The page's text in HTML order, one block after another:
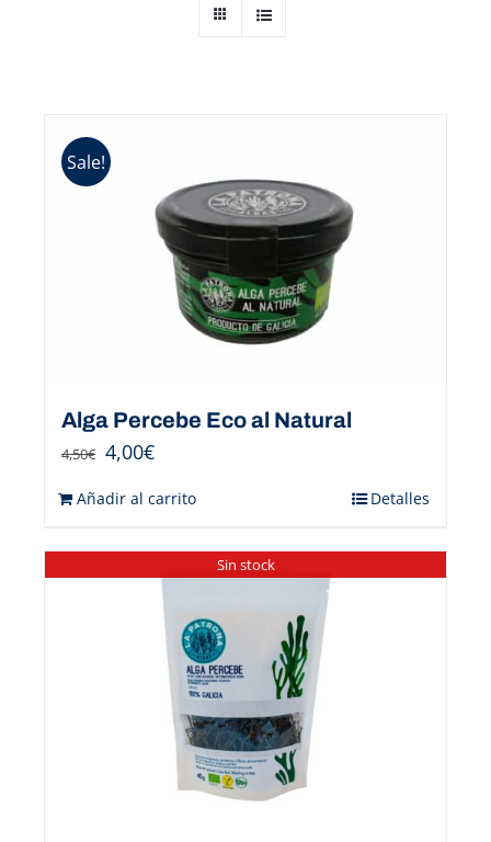
Sale!
Alga Percebe Eco al Natural
4,50€ 4,00€
Añadir al carrito Detalles
Sin stock